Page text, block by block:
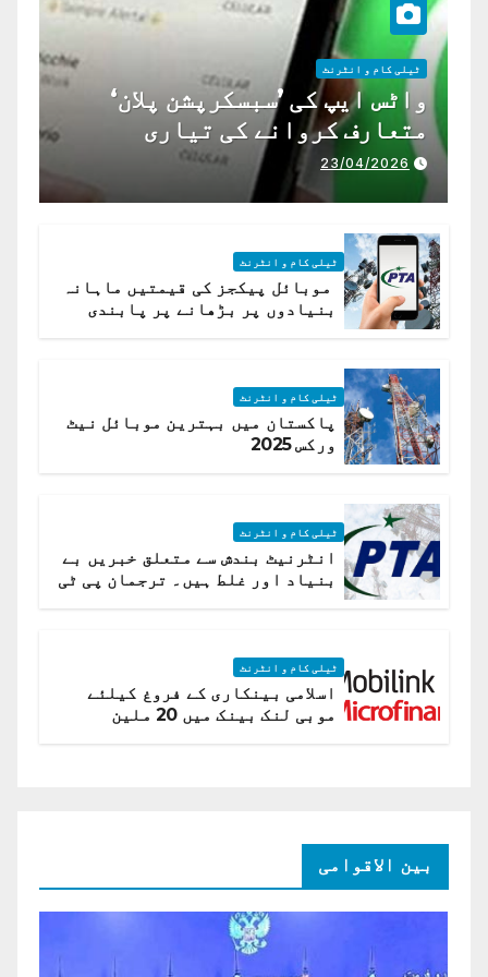
ٹیلی کام و انٹرنٹ
واٹس ایپ کی ’سبسکرپشن پلان‘
متعارف کروانے کی تیاری
23/04/2026
ٹیلی کام و انٹرنٹ
موبائل پیکجز کی قیمتیں ماہانہ
بنیادوں پر بڑھانے پر پابندی
ٹیلی کام و انٹرنٹ
پاکستان میں بہترین موبائل نیٹ
ورکس 2025
ٹیلی کام و انٹرنٹ
انٹرنیٹ بندش سے متعلق خبریں بے
بنیاد اور غلط ہیں۔ ترجمان پی ٹی
ٹیلی کام و انٹرنٹ
اسلامی بینکاری کے فروغ کیلئے
موبی لنک بینک میں 20 ملین
بین الاقوامی